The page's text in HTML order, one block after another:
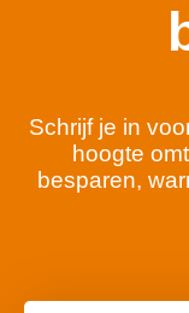
Schrijf je in
hoogte
besparen,